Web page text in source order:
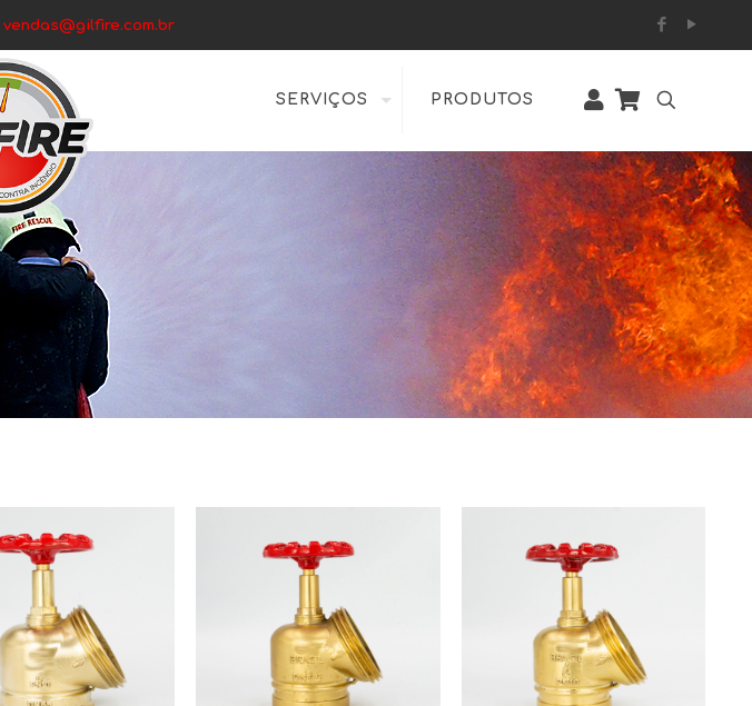
vendas@gilfire.com.br
SERVIÇOS PRODUTOS